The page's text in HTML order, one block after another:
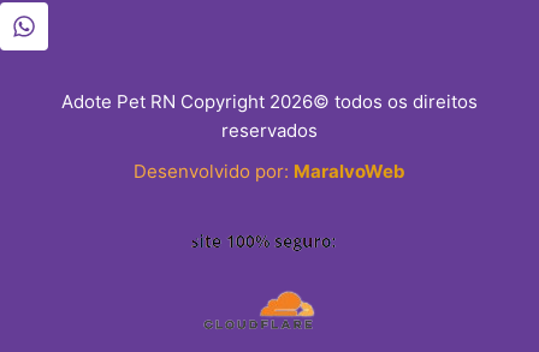
Adote Pet RN Copyright 2026© todos os direitos
reservados
Desenvolvido por: MaralvoWeb